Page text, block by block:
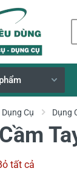
Cụ Dụng
tất cả